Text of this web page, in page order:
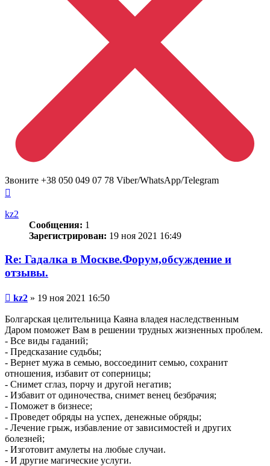
Звоните +38 050 049 07 78 Viber/WhatsApp/Telegram
началу
kz2
Сообщения: 1
Зарегистрирован: 19 ноя 2021 16:49
Re: Гадалка в Москве.Форум,обсуждение и
отзывы.
Сообщение
kz2 » 19 ноя 2021 16:50
Болгарская целительница Каяна владея наследственным
Даром поможет Вам в решении трудных жизненных проблем.
- Все виды гаданий;
- Предсказание судьбы;
- Вернет мужа в семью, воссоединит семью, сохранит
отношения, избавит от соперницы;
- Снимет сглаз, порчу и другой негатив;
- Избавит от одиночества, снимет венец безбрачия;
- Поможет в бизнесе;
- Проведет обряды на успех, денежные обряды;
- Лечение грыж, избавление от зависимостей и других
болезней;
- Изготовит амулеты на любые случаи.
- И другие магические услуги.